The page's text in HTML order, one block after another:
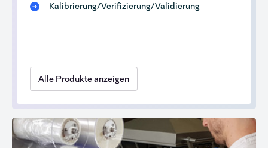
Kalibrierung/Verifizierung/Validierung
Alle Produkte anzeigen